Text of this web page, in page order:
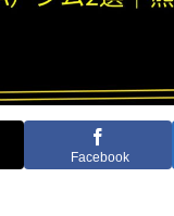
Facebook